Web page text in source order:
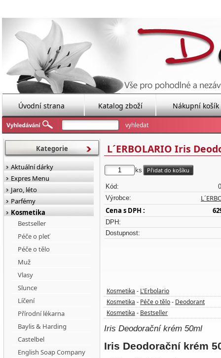
Úvodní strana Katalog zboží Nákupní košík
L´ERBOLARIO Iris
ks
Kód:
Výrobce:
Cena s DPH :
DPH:
Dostupnost:
Kosmetika - L'Erbolario
Kosmetika - Péče o tělo - Deodorant
Kosmetika - Bestseller
Iris Deodorační krém 50ml
Iris Deodorační krém
Kategorie
Aktuální dárky
Expres Menu
Jaro, léto
Parfémy
Kosmetika
Bestseller
Péče o pleť
Péče o tělo
Muž
Vlasy
Slunce
Líčení
Přírodní lékarna
Baylis & Harding
Castelbel
English Soap Company